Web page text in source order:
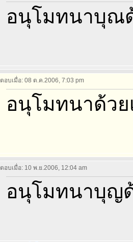
อนุโมทนาบุณ
ตอบเมื่อ: 08 ต.ค.2006, 7:03 pm
อนุโมทนาด้ว
ตอบเมื่อ: 10 พ.ย.2006, 12:04 am
อนุโมทนาบุญ